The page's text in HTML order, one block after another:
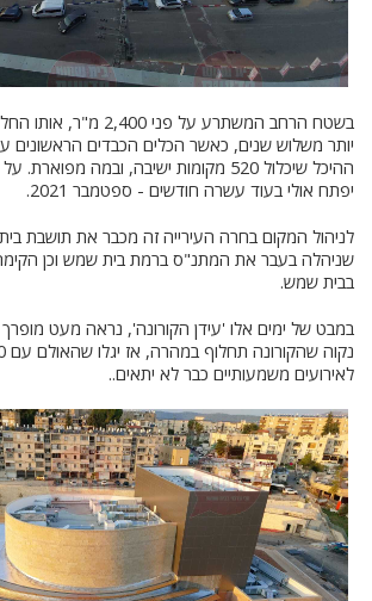
בשטח הרחב המשתרע על פני
יותר משלוש שנים, כאשר הכלים הכבדים הראשונים
ההיכל שיכלול 520 מקומות ישיבה, ובמה
יפתח אולי בעוד עשרה חודשים - ספטמבר 2021.
לניהול המקום בחרה העירייה זה מכבר את תושבת
שניהלה בעבר את המתנ"ס ברמת בית שמש וכן
בבית שמש.
במבט של ימים אלו 'עידן הקורונה', נראה מעט
לאירועים משמעותיים כבר לא יתאים..